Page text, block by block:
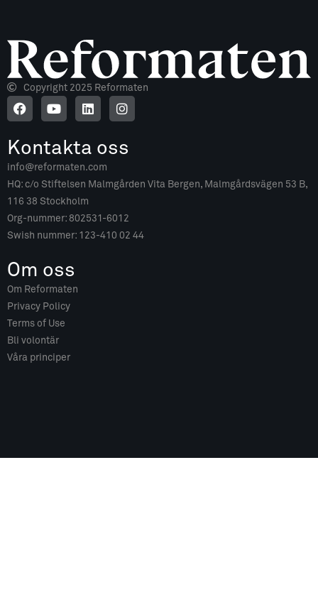
Copyright 2025 Reformaten
Kontakta oss
info@reformaten.com​
HQ: c/o Stiftelsen Malmgården Vita Bergen, Malmgårdsvägen 53 B,
116 38 Stockholm
Org-nummer: 802531-6012
Swish nummer: 123-410 02 44
Om oss
Om Reformaten
Privacy Policy
Terms of Use
Bli volontär
Våra principer